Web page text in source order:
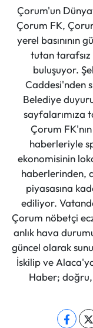
Çorum'un
Çorum FK,
yerel basınının
tutan tarafsız
buluşuyor.
Caddesi'nden
Belediye
sayfalarımıza
Çorum
haberleriyle
ekonomisinin
haberlerinden,
piyasasına
ediliyor.
Çorum nöbetçi
anlık hava
güncel olarak
İskilip ve
Haber; doğru,